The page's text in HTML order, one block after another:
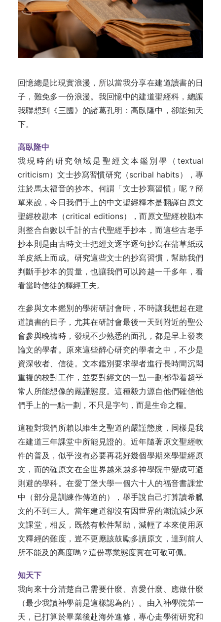
回憶總是比現實浪漫，所以當我分享在建道讀書的日
子，難免多一份浪漫。我回憶中的建道聖經科，總讓
我聯想到《三國》的諸葛孔明：高臥隆中，卻能知天
下。
高臥隆中
我現時的研究領域是聖經文本鑑別學（textual
criticism）文士抄寫習慣研究（scribal habits），專
注於馬太福音的抄本。何謂「文士抄寫習慣」呢？簡
單來說，今日我們手上的中文聖經釋本是翻譯自原文
聖經校勘本（critical editions），而原文聖經校勘本
則整合自數以千計的古代聖經手抄本，而這些古老手
抄本則是由古時文士把經文逐字逐句抄寫在蒲草紙或
羊皮紙上而成。研究這些文士的抄寫習慣，幫助我們
判斷手抄本的質量，也讓我們可以跨越一千多年，看
看當時信徒的釋經工夫。
在參與文本鑑別的學術研討會時，不時讓我想起在建
道讀書的日子，尤其在研討會最後一天到附近的聖公
會參與晚禱時，發現不少熟悉的面孔，都是早上發表
論文的學者。原來這些醉心研究的學者之中，不少是
資深牧者、信徒。文本鑑別要求學者進行長時間沉悶
重複的校對工作，並要對經文的一點一劃都帶着超乎
常人所能想像的嚴謹態度。這種毅力源自他們確信他
們手上的一點一劃，不只是字句，而是生命之糧。
這種對我們所賴以維生之聖道的嚴謹態度，同樣是我
在建道三年課堂中所能見證的。近年隨著原文聖經軟
件的普及，似乎沒有必要再花好幾個學期來學聖經原
文，而的確原文在全世界越來越多神學院中變成可避
則避的學科。在愛丁堡大學一個六十人的福音書課堂
中（部分是訓練作傳道的），舉手說自己打算讀希臘
文的不到三人。當年建道卻沒有因世界的潮流減少原
文課堂，相反，既然有軟件幫助，減輕了本來使用原
文釋經的難度，豈不更應該鼓勵多讀原文，達到前人
所不能及的高度嗎？這份專業態度實在可敬可佩。
知天下
我向來十分清楚自己需要什麼、喜愛什麼、應做什麼
（最少我讀神學前是這樣認為的）。由入神學院第一
天，已打算於畢業後赴海外進修，專心走學術研究和